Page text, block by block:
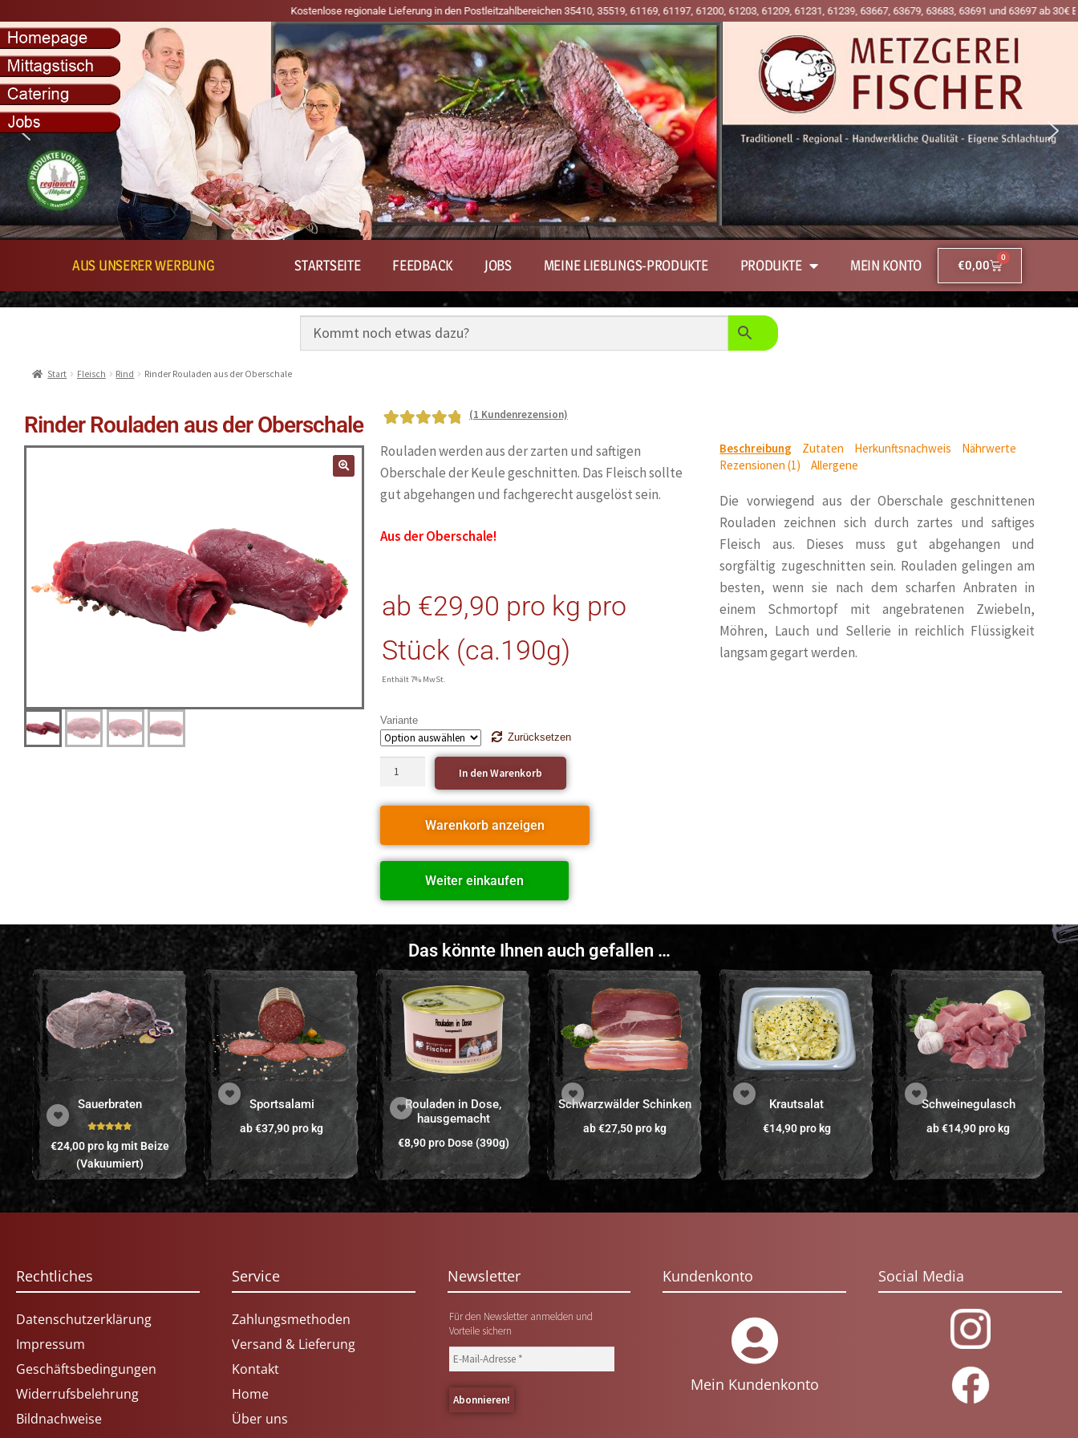
Kostenlose regionale Lieferung in den Postleitzahlbereichen 35410, 35519, 61169, 61197, 61200, 61203, 61209, 61231, 61239, 63667, 63679, 63683, 63691 und 63697 ab 30€ Einkaufswert an den
AUS UNSERER WERBUNG STARTSEITE FEEDBACK JOBS MEINE LIEBLINGS-PRODUKTE PRODUKTE MEIN KONTO €0,00
0
Start Fleisch Rind Rinder Rouladen aus der Oberschale
Rinder Rouladen aus der Oberschale
5.00von 5,
Kundenbewe
rtung
(1 Kundenrezension)
Rouladen werden aus der zarten und saftigen
Oberschale der Keule geschnitten. Das Fleisch sollte
gut abgehangen und fachgerecht ausgelöst sein.
Aus der Oberschale!
ab €29,90 pro kg pro
Stück (ca.190g)
Enthält 7% MwSt.
Variante
Zurücksetzen
In den Warenkorb
Warenkorb anzeigen
Weiter einkaufen
Beschreibung Zutaten Herkunftsnachweis
Nährwerte
Rezensionen (1)
Allergene
Die vorwiegend aus der Oberschale geschnittenen
Rouladen zeichnen sich durch zartes und saftiges
Fleisch aus. Dieses muss gut abgehangen und
sorgfältig zugeschnitten sein. Rouladen gelingen am
besten, wenn sie nach dem scharfen Anbraten in
einem Schmortopf mit angebratenen Zwiebeln,
Möhren, Lauch und Sellerie in reichlich Flüssigkeit
langsam gegart werden.
Das könnte Ihnen auch gefallen …
Sauerbraten
5.00 von 5
€24,00pro kgmit Beize
(Vakuumiert)
Sportsalami
ab€37,90pro kg
Rouladen in Dose,
hausgemacht
€8,90 pro Dose (390g)
Schwarzwälder Schinken
ab€27,50pro kg
Krautsalat
€14,90pro kg
Schweinegulasch
ab€14,90pro kg
Rechtliches
Datenschutzerklärung
Impressum
Geschäftsbedingungen
Widerrufsbelehrung
Bildnachweise
Service
Zahlungsmethoden
Versand & Lieferung
Kontakt
Home
Über uns
Newsletter
Für den Newsletter anmelden und
Vorteile sichern
Kundenkonto
Mein Kundenkonto
Social Media